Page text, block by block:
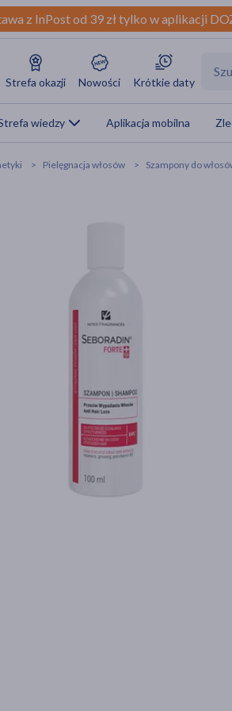
z InPost od 39 zł tylko w aplikacji
Strefa okazji Nowości Krótkie daty
wiedzy Aplikacja mobilna
Pielęgnacja włosów Szampony do